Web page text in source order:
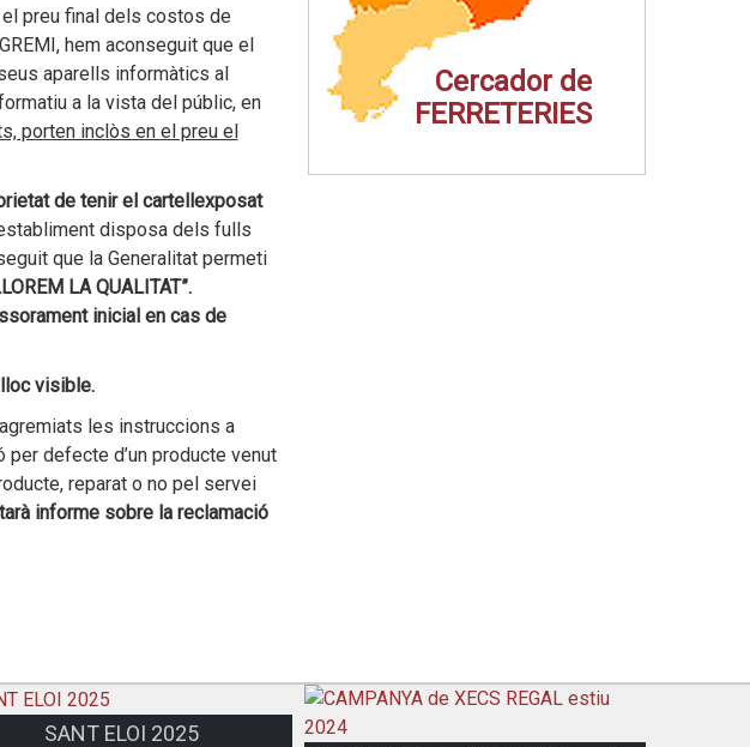
el preu final dels costos de
hem aconseguit que el
aparells informàtics al
a la vista del públic, en
porten inclòs en el preu el
de tenir el cartellexposat
disposa dels fulls
que la Generalitat permeti
LA QUALITAT”.
inicial en cas de
visible.
les instruccions a
defecte d’un producte venut
reparat o no pel servei
informe sobre la reclamació
Cercador de
FERRETERIES
SANT ELOI 2025